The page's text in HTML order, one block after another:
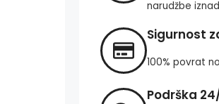
narudžbe iznad
Sigurnost
100% povrat
Podrška